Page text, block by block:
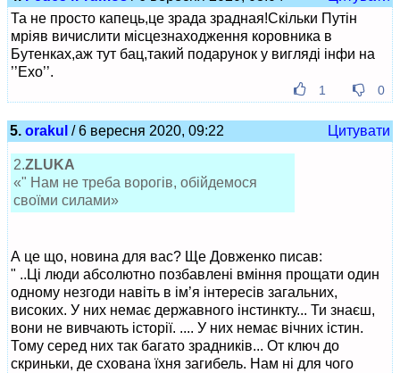
Та не просто капець,це зрада зрадная!Скільки Путін
мріяв вичислити місцезнаходження коровника в
Бутенках,аж тут бац,такий подарунок у вигляді інфи на
’’Ехо’’.
1 0
5. orakul / 6 вересня 2020, 09:22 Цитувати
2.ZLUKA
«" Нам не треба ворогів, обійдемося
своїми силами»
А це що, новина для вас? Ще Довженко писав:
" ..Ці люди абсолютно позбавлені вміння прощати один
одному незгоди навіть в ім’я інтересів загальних,
високих. У них немає державного інстинкту... Ти знаєш,
вони не вивчають історії. .... У них немає вічних істин.
Тому серед них так багато зрадників... От ключ до
скриньки, де схована їхня загибель. Нам ні для чого